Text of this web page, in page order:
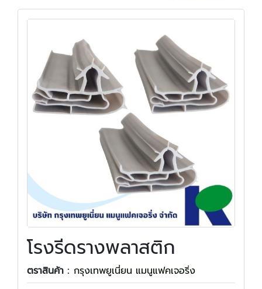
โรงรีดรางพลาสติก
ตราสินค้า : กรุงเทพยูเนี่ยน แมนูแฟคเจอริ่ง